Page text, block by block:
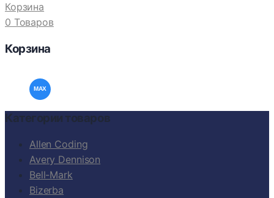
Корзина
0 Товаров
Корзина
Категории товаров
Allen Coding
Avery Dennison
Bell-Mark
Bizerba